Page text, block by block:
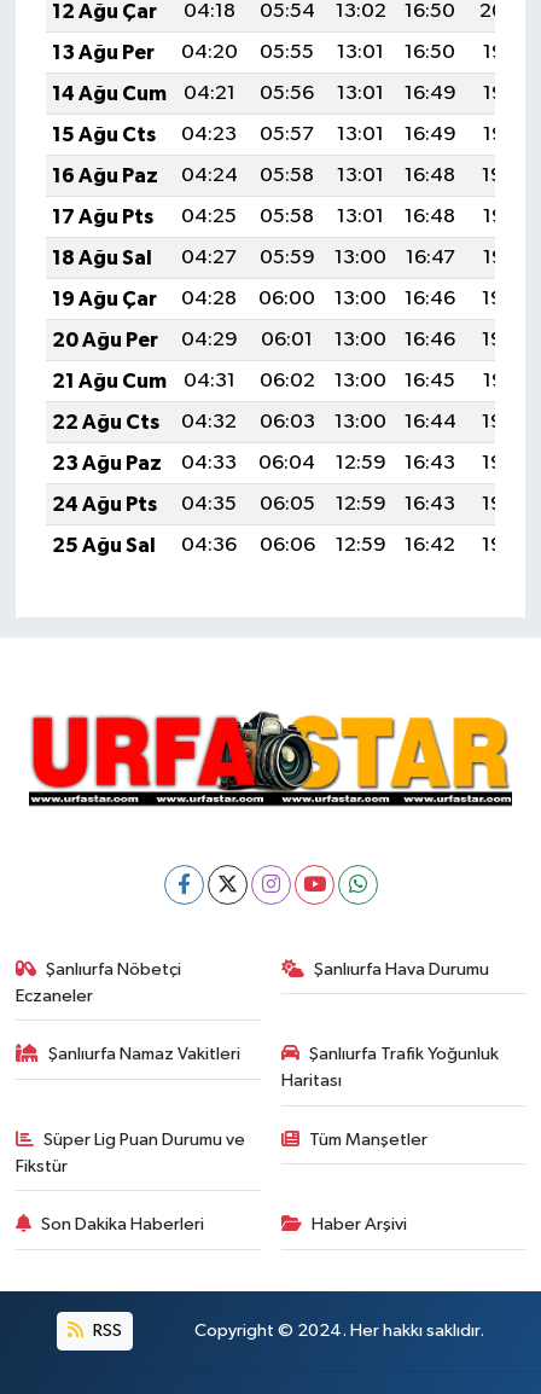
12 Ağu Çar
04:18 05:54 13:02 16:50
20:00
13 Ağu Per
04:20 05:55 13:01 16:50
19:58
14 Ağu Cum
04:21 05:56 13:01 16:49
19:57
15 Ağu Cts
04:23 05:57 13:01 16:49
19:56
16 Ağu Paz
04:24 05:58 13:01 16:48
19:54
17 Ağu Pts
04:25 05:58 13:01 16:48
19:53
18 Ağu Sal
04:27 05:59 13:00 16:47
19:52
19 Ağu Çar
04:28 06:00 13:00 16:46
19:50
20 Ağu Per
04:29 06:01 13:00 16:46
19:49
21 Ağu Cum
04:31 06:02 13:00 16:45
19:47
22 Ağu Cts
04:32 06:03 13:00 16:44
19:46
23 Ağu Paz
04:33 06:04 12:59 16:43
19:45
24 Ağu Pts
04:35 06:05 12:59 16:43
19:43
25 Ağu Sal
04:36 06:06 12:59 16:42 19:42
Şanlıurfa Nöbetçi
Eczaneler
Şanlıurfa Hava Durumu
Şanlıurfa Namaz Vakitleri
Şanlıurfa Trafik Yoğunluk
Haritası
Süper Lig Puan Durumu ve
Fikstür
Tüm Manşetler
Son Dakika Haberleri Haber Arşivi
RSS Copyright © 2024. Her hakkı saklıdır.